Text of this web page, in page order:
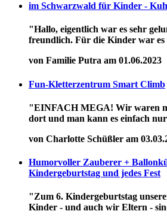
im Schwarzwald für Kinder -
"Hallo, eigentlich war es sehr
freundlich. Für die Kinder war es
von Familie Putra am 01.06.2023
Fun-Kletterzentrum Smart Climb
"EINFACH MEGA! Wir waren
dort und man kann es einfach
von Charlotte Schüßler am
Humorvoller Zauberer +
Kindergeburtstag und jedes Fest
"Zum 6. Kindergeburtstag
Kinder - und auch wir Eltern -